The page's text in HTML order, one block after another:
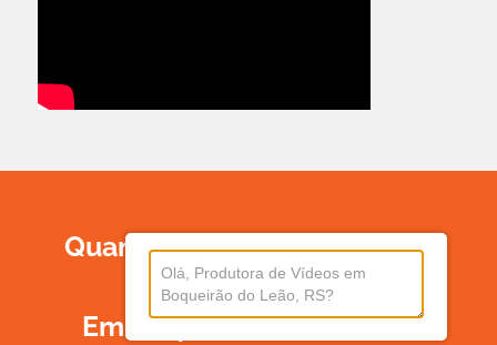
Quanto Custa Produzir Um
Vídeo
Em Boqueirão Do Leão?